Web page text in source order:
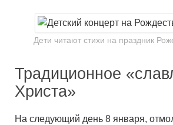
Дети читают стихи на праздник
Традиционное
Христа»
На следующий день 8 января,